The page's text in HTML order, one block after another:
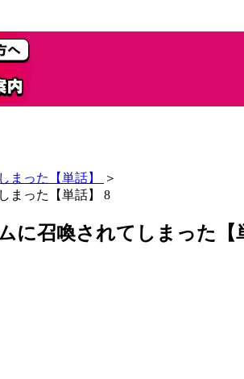
まった【単話】
＞
まった【単話】 8
に召喚されてしまった【